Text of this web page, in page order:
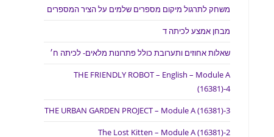
משחק לתרגול מיקום מספרים שלמים על הציר המספרים
מבחן אמצע לכיתה ד
שאלות אחוזים ותערובת כולל פתרונות מלאים- לכיתה ח׳
THE FRIENDLY ROBOT – English – Module A
(16381)-4
THE URBAN GARDEN PROJECT – Module A (16381)-3
The Lost Kitten – Module A (16381)-2